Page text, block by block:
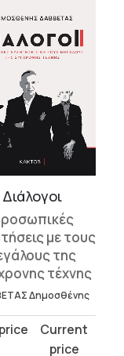
Διάλογοι
με τους
της
τέχνης
Δημοσθένης